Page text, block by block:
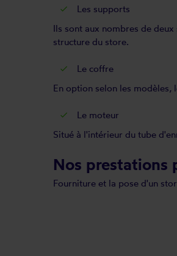
Les supports
Ils sont aux nombres de
structure du store.
Le coffre
En option selon les
Le moteur
Situé à l'intérieur du tube
Nos prestations
Fourniture et la pose d'un